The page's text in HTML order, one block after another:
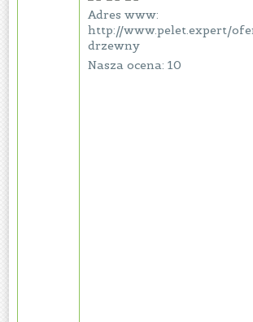
Adres www:
http://www.pelet.expert/
drzewny
Nasza ocena: 10